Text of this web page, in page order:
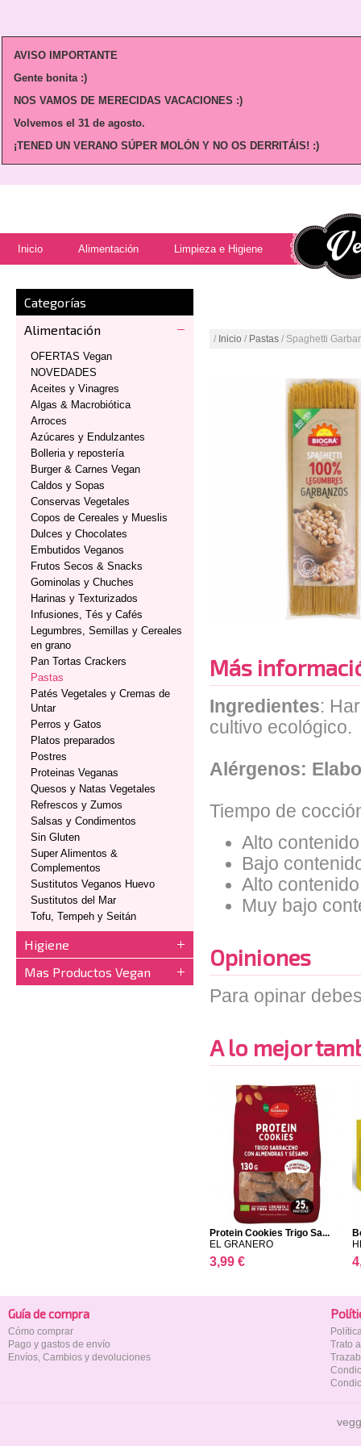
AVISO IMPORTANTE
Gente bonita :)
NOS VAMOS DE MERECIDAS VACACIONES :)
Volvemos el 31 de agosto.
¡TENED UN VERANO SÚPER MOLÓN Y NO OS DERRITÁIS! :)
Inicio Alimentación Limpieza e Higiene
Categorías
Alimentación
OFERTAS Vegan
NOVEDADES
Aceites y Vinagres
Algas & Macrobiótica
Arroces
Azúcares y Endulzantes
Bolleria y repostería
Burger & Carnes Vegan
Caldos y Sopas
Conservas Vegetales
Copos de Cereales y Mueslis
Dulces y Chocolates
Embutidos Veganos
Frutos Secos & Snacks
Gominolas y Chuches
Harinas y Texturizados
Infusiones, Tés y Cafés
Legumbres, Semillas y Cereales
en grano
Pan Tortas Crackers
Pastas
Patés Vegetales y Cremas de
Untar
Perros y Gatos
Platos preparados
Postres
Proteinas Veganas
Quesos y Natas Vegetales
Refrescos y Zumos
Salsas y Condimentos
Sin Gluten
Super Alimentos &
Complementos
Sustitutos Veganos Huevo
Sustitutos del Mar
Tofu, Tempeh y Seitán
Higiene
Mas Productos Vegan
/ Inicio / Pastas / Spaghetti
Más
Ingredientes:
cultivo ecológico.
Alérgenos:
Tiempo de
Alto
Bajo
Alto
Muy bajo
Opiniones
Para opinar
A lo mejor
Protein Cookies Trigo Sa...
EL GRANERO
3,99 €
Guía de compra
Cómo comprar
Pago y gastos de envío
Envíos, Cambios y devoluciones
Trato